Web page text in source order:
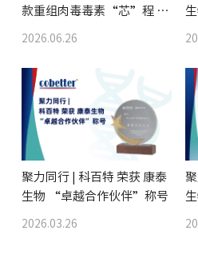
款重组肉毒毒素“芯”程 科
2026.06.26
聚力同行 | 科百特 荣获 康泰
生物 “卓越合作伙伴”称号
2026.03.26